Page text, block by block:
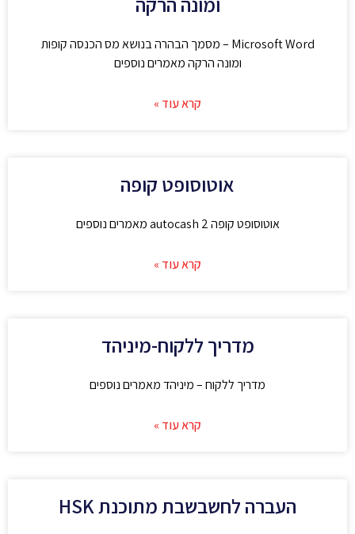
Microsoft Word – מסמך הבהרה בנושא מס הכנסה קופות
ומונה הרקה מאמרים נוספים
קרא עוד »
אוטוסופט קופה
אוטוסופט קופה autocash 2 מאמרים נוספים
קרא עוד »
מדריך ללקוח-מיניהד
מדריך ללקוח – מיניהד מאמרים נוספים
קרא עוד »
העברה לחשבשבת מתוכנת HSK